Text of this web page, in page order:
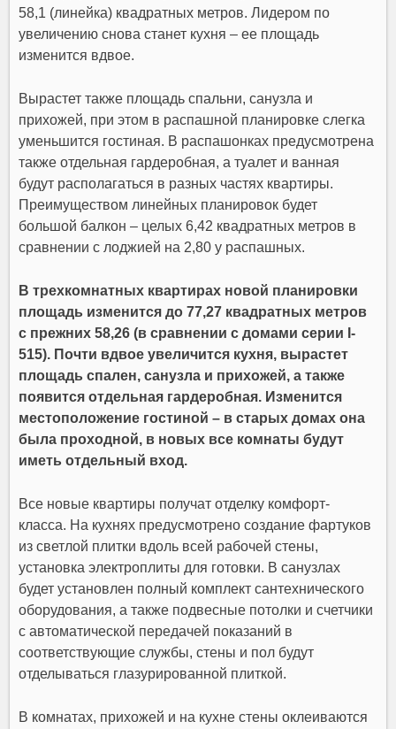
58,1 (линейка) квадратных метров. Лидером по
увеличению снова станет кухня – ее площадь
изменится вдвое.
Вырастет также площадь спальни, санузла и
прихожей, при этом в распашной планировке слегка
уменьшится гостиная. В распашонках предусмотрена
также отдельная гардеробная, а туалет и ванная
будут располагаться в разных частях квартиры.
Преимуществом линейных планировок будет
большой балкон – целых 6,42 квадратных метров в
сравнении с лоджией на 2,80 у распашных.
В трехкомнатных квартирах новой планировки
площадь изменится до 77,27 квадратных метров
с прежних 58,26 (в сравнении с домами серии I-
515). Почти вдвое увеличится кухня, вырастет
площадь спален, санузла и прихожей, а также
появится отдельная гардеробная. Изменится
местоположение гостиной – в старых домах она
была проходной, в новых все комнаты будут
иметь отдельный вход.
Все новые квартиры получат отделку комфорт-
класса. На кухнях предусмотрено создание фартуков
из светлой плитки вдоль всей рабочей стены,
установка электроплиты для готовки. В санузлах
будет установлен полный комплект сантехнического
оборудования, а также подвесные потолки и счетчики
с автоматической передачей показаний в
соответствующие службы, стены и пол будут
отделываться глазурированной плиткой.
В комнатах, прихожей и на кухне стены оклеиваются